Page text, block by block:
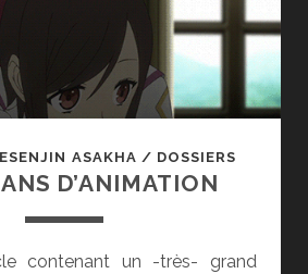
ESENJIN ASAKHA / DOSSIERS
D’ANIMATION
contenant un -très- grand